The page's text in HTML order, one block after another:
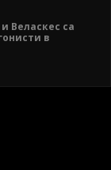
Веласкес са
в